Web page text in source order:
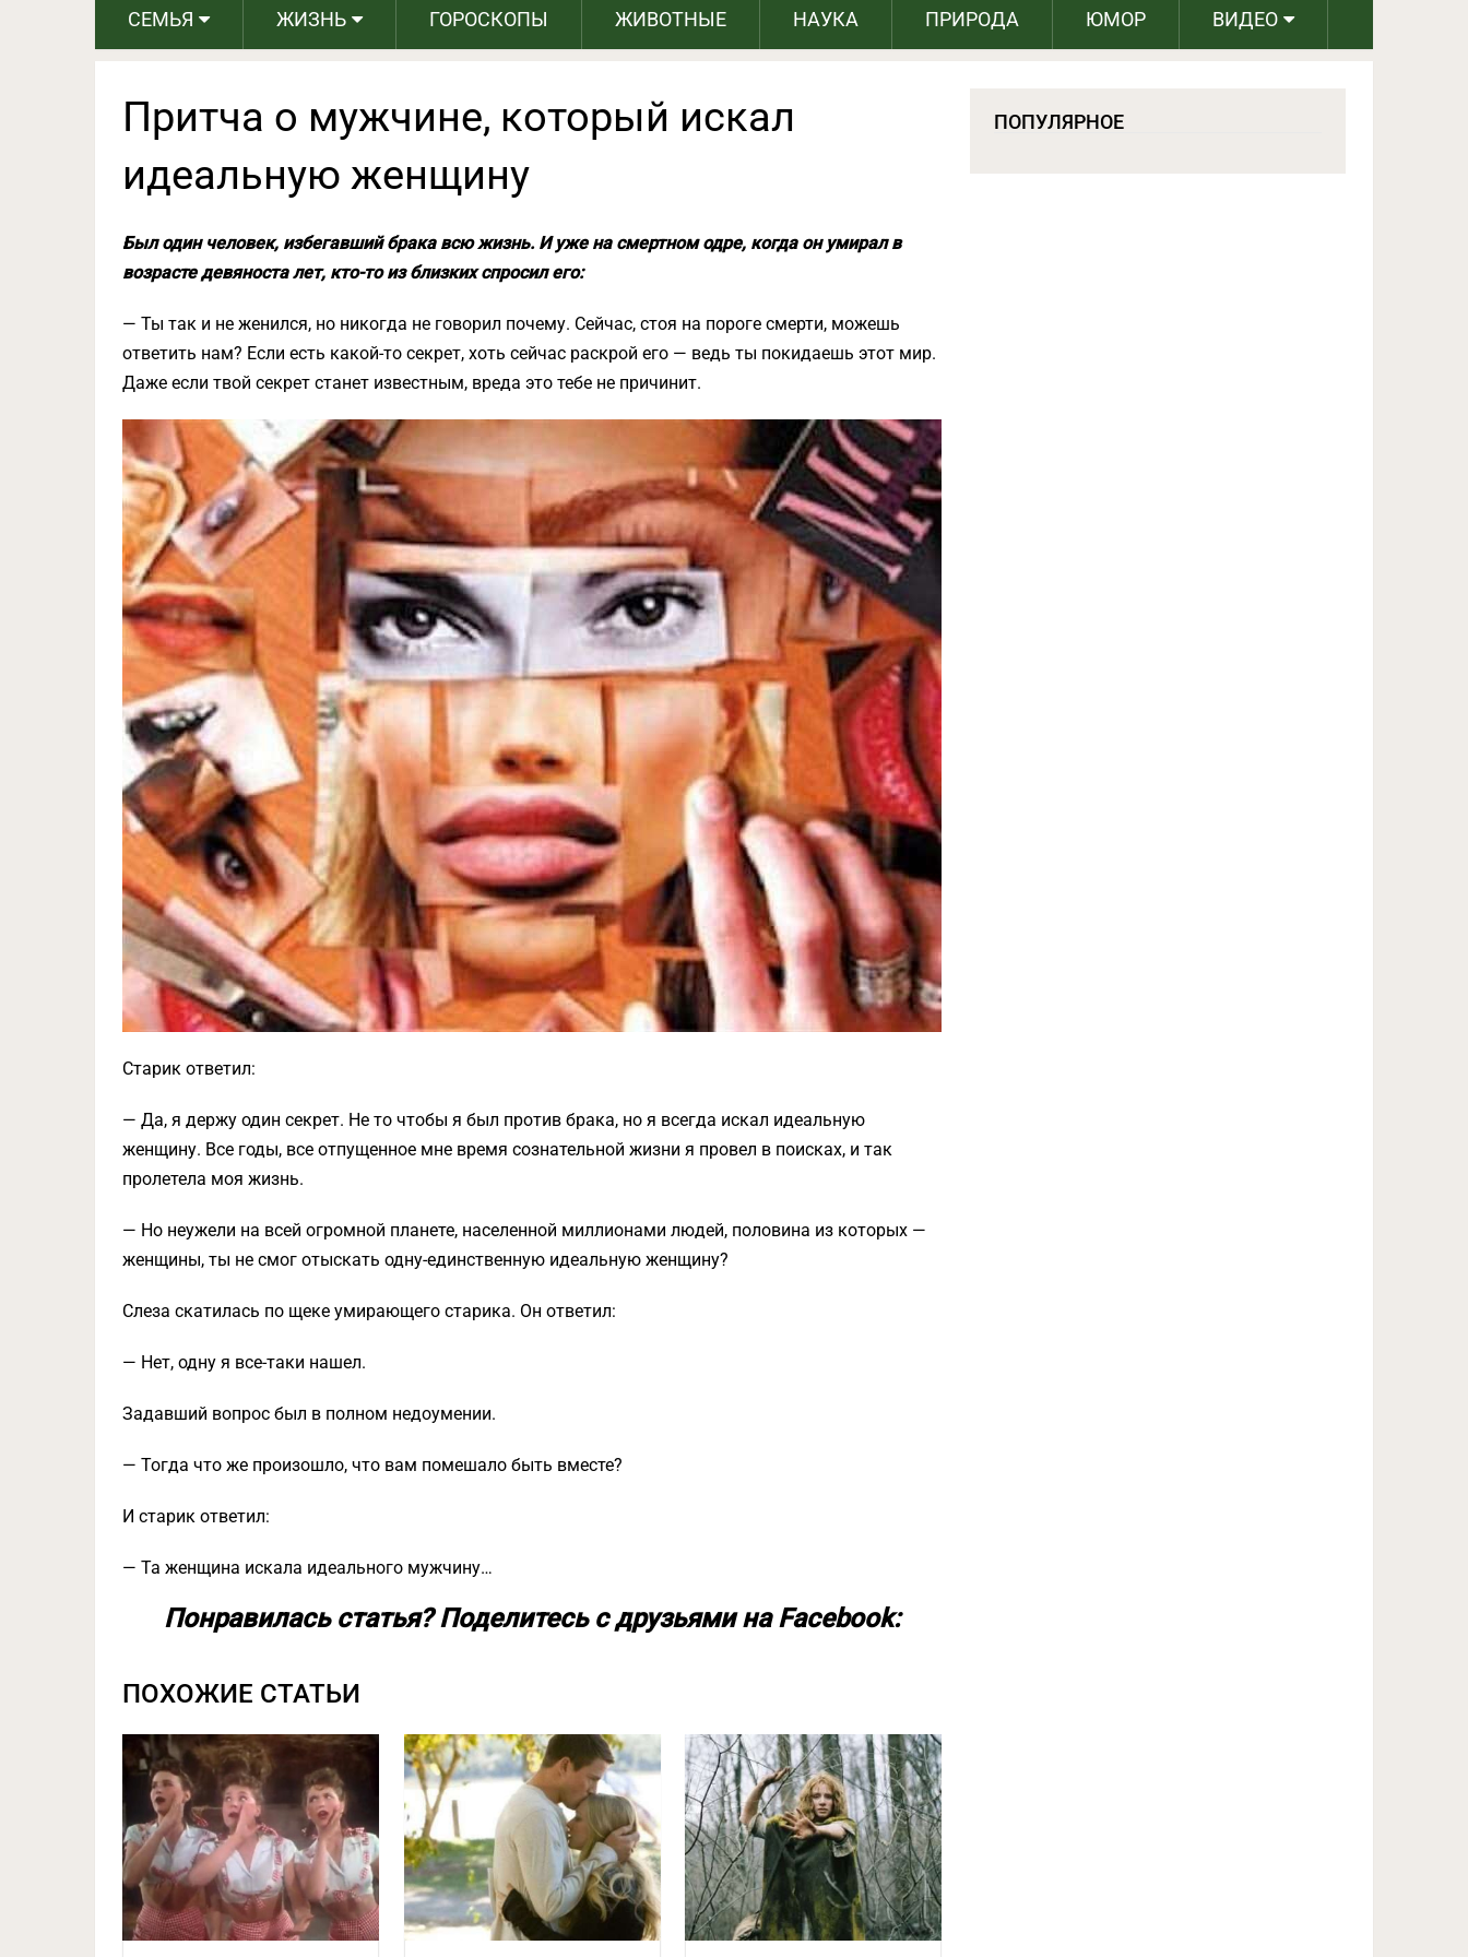
СЕМЬЯ ЖИЗНЬ ГОРОСКОПЫ ЖИВОТНЫЕ НАУКА ПРИРОДА ЮМОР ВИДЕО
Притча о мужчине, который искал
идеальную женщину
Был один человек, избегавший брака всю жизнь. И уже на смертном одре, когда он умирал в
возрасте девяноста лет, кто-то из близких спросил его:
— Ты так и не женился, но никогда не говорил почему. Сейчас, стоя на пороге смерти, можешь
ответить нам? Если есть какой-то секрет, хоть сейчас раскрой его — ведь ты покидаешь этот мир.
Даже если твой секрет станет известным, вреда это тебе не причинит.
Старик ответил:
— Да, я держу один секрет. Не то чтобы я был против брака, но я всегда искал идеальную
женщину. Все годы, все отпущенное мне время сознательной жизни я провел в поисках, и так
пролетела моя жизнь.
— Но неужели на всей огромной планете, населенной миллионами людей, половина из которых —
женщины, ты не смог отыскать одну-единственную идеальную женщину?
Слеза скатилась по щеке умирающего старика. Он ответил:
— Нет, одну я все-таки нашел.
Задавший вопрос был в полном недоумении.
— Тогда что же произошло, что вам помешало быть вместе?
И старик ответил:
— Та женщина искала идеального мужчину…
Понравилась статья? Поделитесь с друзьями на Facebook:
ПОХОЖИЕ СТАТЬИ
ПОПУЛЯРНОЕ